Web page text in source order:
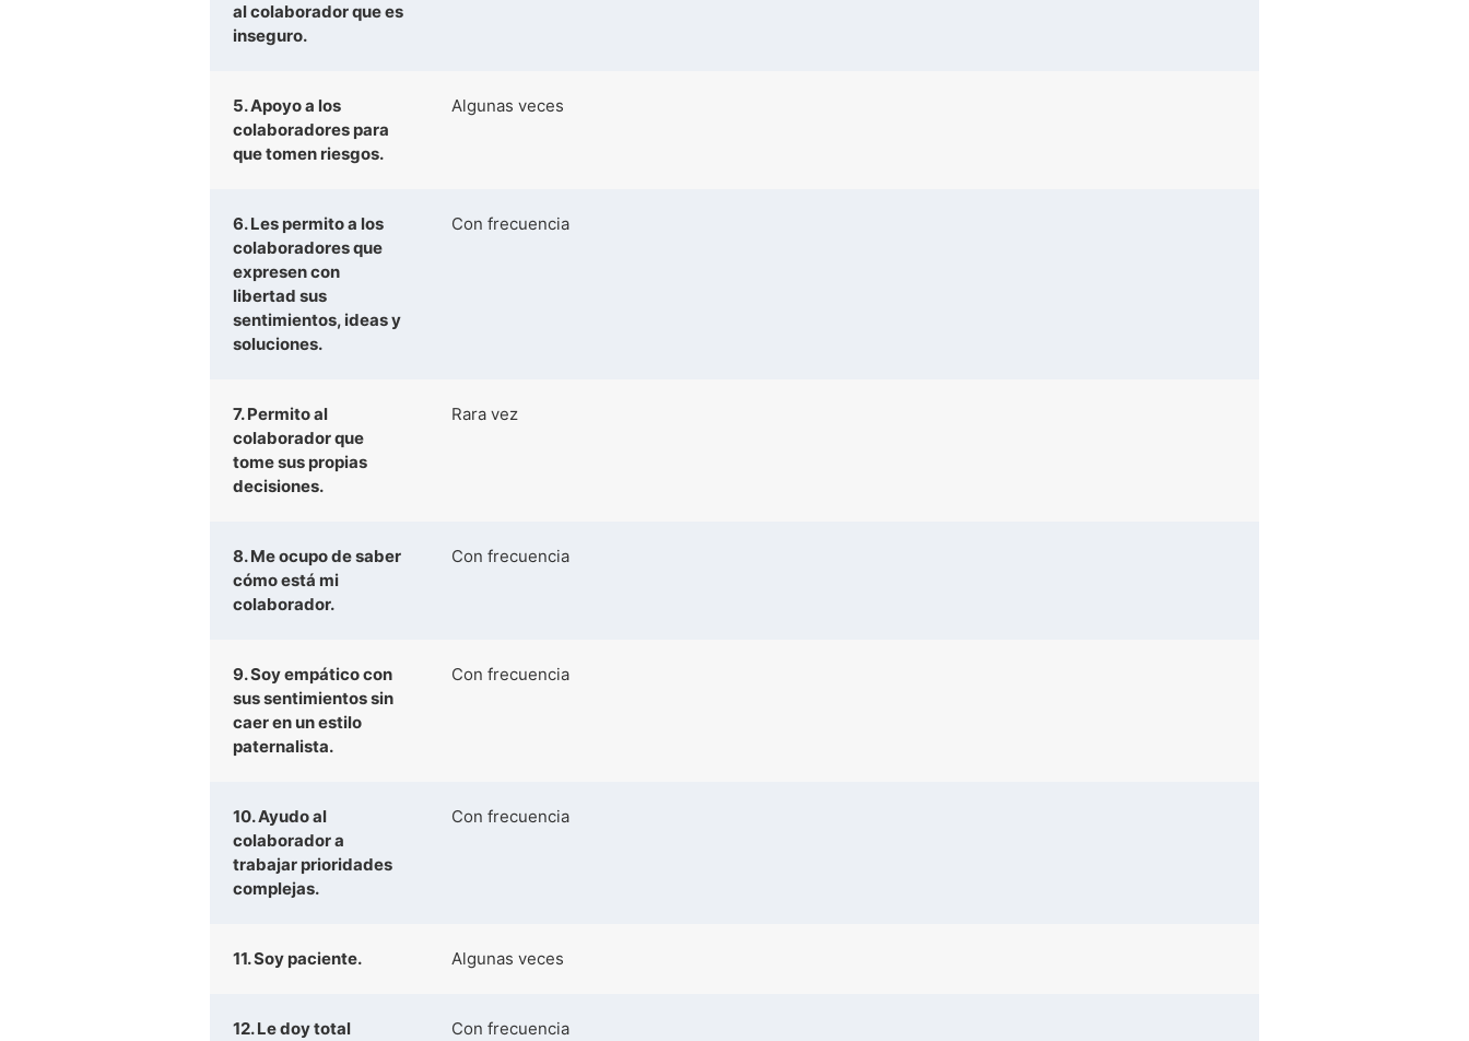
al colaborador que es
inseguro.
5. Apoyo a los
colaboradores para
que tomen riesgos.
Algunas veces
6. Les permito a los
colaboradores que
expresen con
libertad sus
sentimientos, ideas y
soluciones.
Con frecuencia
7. Permito al
colaborador que
tome sus propias
decisiones.
Rara vez
8. Me ocupo de saber
cómo está mi
colaborador.
Con frecuencia
9. Soy empático con
sus sentimientos sin
caer en un estilo
paternalista.
Con frecuencia
10. Ayudo al
colaborador a
trabajar prioridades
complejas.
Con frecuencia
11. Soy paciente. Algunas veces
12. Le doy total
Con frecuencia